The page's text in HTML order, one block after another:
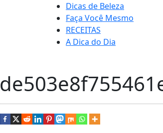
Dicas de Beleza
Faça Você Mesmo
RECEITAS
A Dica do Dia